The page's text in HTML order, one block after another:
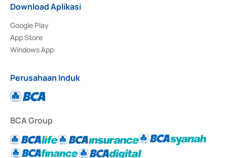
Download Aplikasi
Google Play
App Store
Windows App
Perusahaan Induk
BCA Group